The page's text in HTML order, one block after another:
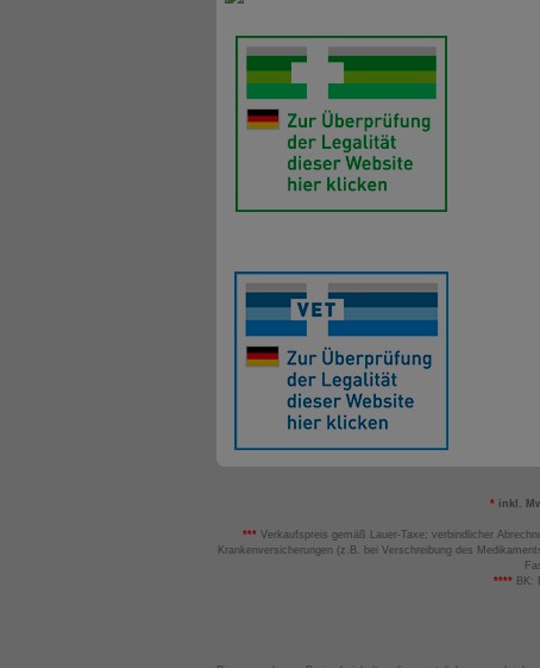
* inkl.
*** Verkaufspreis gemäß Lauer-Taxe; verbindlicher
Krankenversicherungen (z.B. bei Verschreibung des
**** BK: